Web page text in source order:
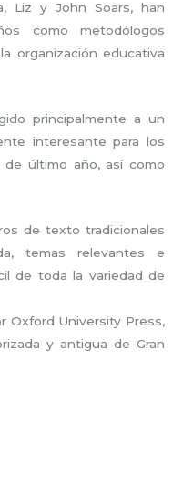
Liz y John Soars, han
como metodólogos
organización educativa
principalmente a un
interesante para los
último año, así como
de texto tradicionales
temas relevantes e
de toda la variedad de
Oxford University Press,
y antigua de Gran